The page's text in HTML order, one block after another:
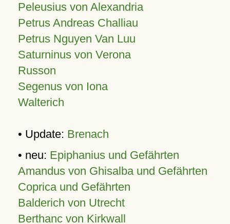
Peleusius von Alexandria
Petrus Andreas Challiau
Petrus Nguyen Van Luu
Saturninus von Verona
Russon
Segenus von Iona
Walterich
• Update: Brenach
• neu: Epiphanius und Gefährten
Amandus von Ghisalba und Gefährten
Coprica und Gefährten
Balderich von Utrecht
Berthanc von Kirkwall